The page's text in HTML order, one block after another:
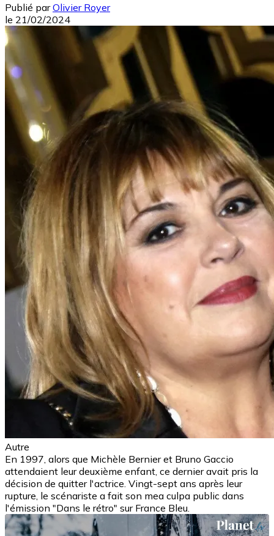
Publié par Olivier Royer
le 21/02/2024
Autre
En 1997, alors que Michèle Bernier et Bruno Gaccio
attendaient leur deuxième enfant, ce dernier avait pris la
décision de quitter l'actrice. Vingt-sept ans après leur
rupture, le scénariste a fait son mea culpa public dans
l'émission "Dans le rétro" sur France Bleu.